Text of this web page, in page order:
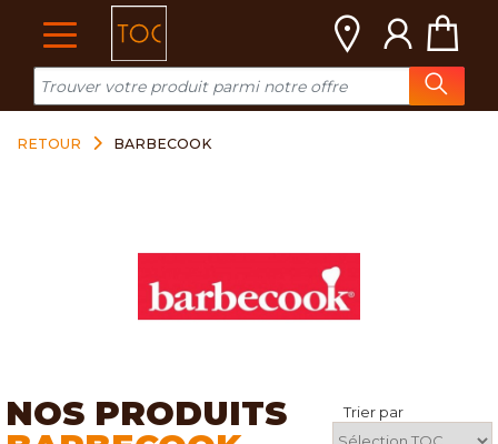
RETOUR BARBECOOK
NOS PRODUITS
Trier par
Cookies management panel